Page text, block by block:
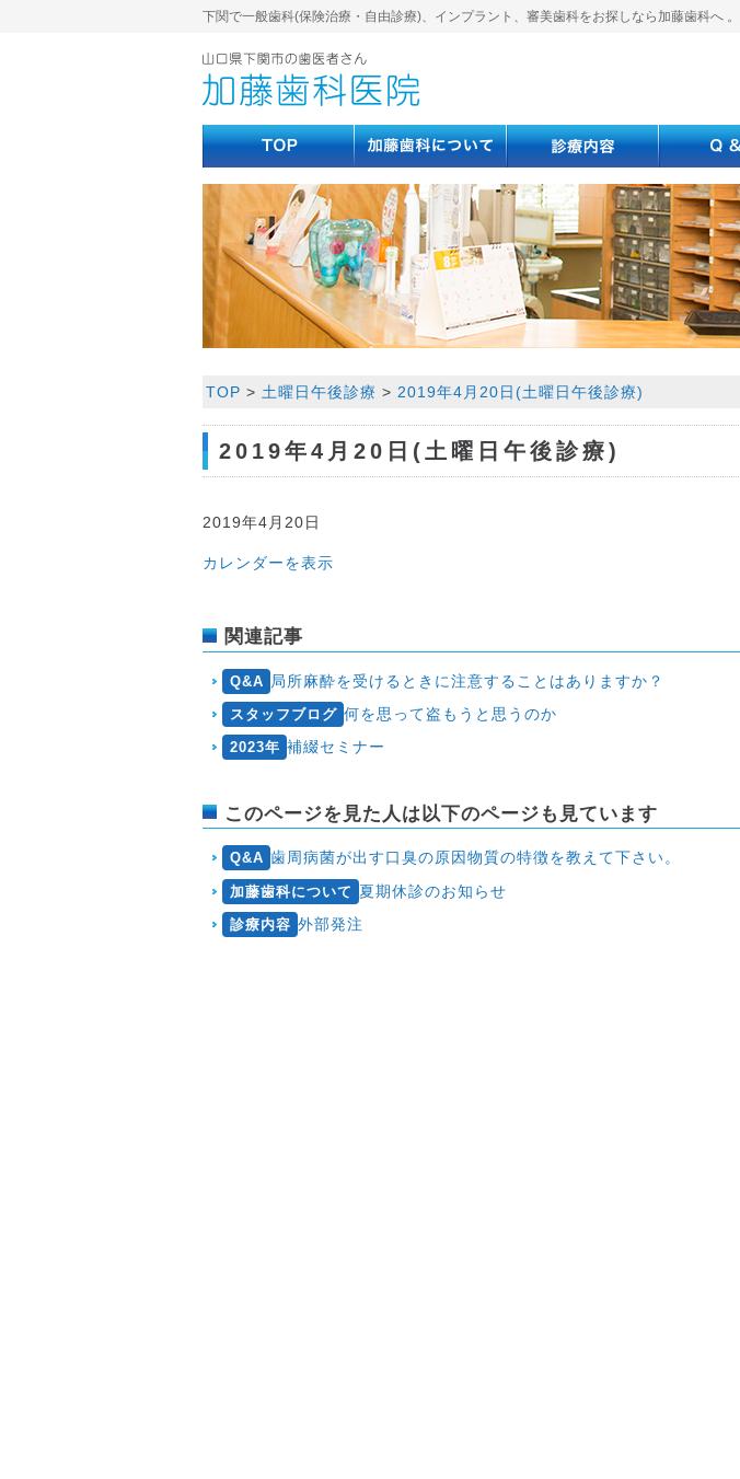
下関で一般歯科(保険治療・自由診療)、インプラント、審美歯科をお探しなら加藤歯科へ 。
TOP > 土曜日午後診療 > 2019年4月20日(土曜日午後診療)
2019年4月20日(土曜日午後診療)
2019
4
日
(土
日
午
療)
2019年4月20日
カレンダーを表示
関連記事
Q&A 局所麻酔を受けるときに注意することはありますか？
スタッフブログ 何を思って盗もうと思うのか
2023年 補綴セミナー
このページを見た人は以下のページも見ています
Q&A 歯周病菌が出す口臭の原因物質の特徴を教えて下さい。
加藤歯科について 夏期休診のお知らせ
診療内容 外部発注